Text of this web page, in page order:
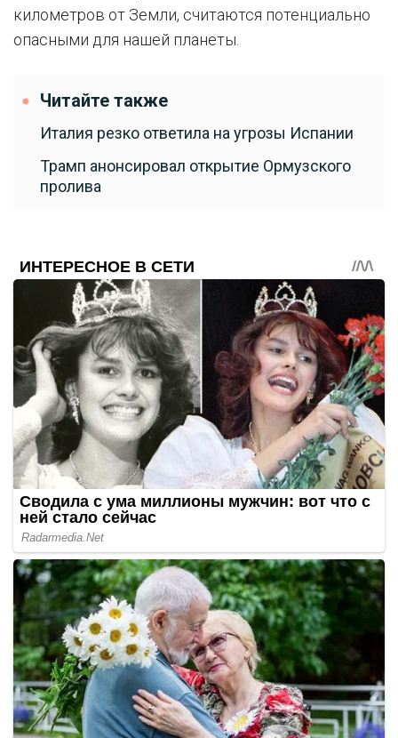
километров от Земли, считаются потенциально
опасными для нашей планеты.
Читайте также
Италия резко ответила на угрозы Испании
Трамп анонсировал открытие Ормузского
пролива